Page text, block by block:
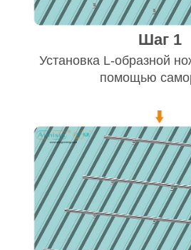
Шаг 1
Установка L-образной
помощью